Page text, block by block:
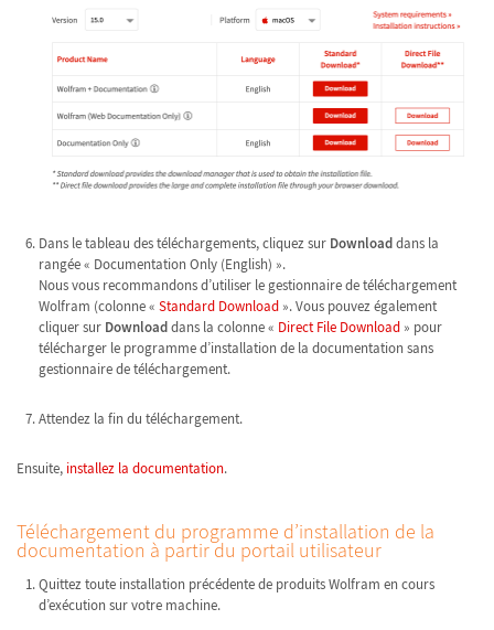
Dans le tableau des téléchargements, cliquez sur Downloaddans la
rangée « Documentation Only (English) ».
Nous vous recommandons d’utiliser le gestionnaire de téléchargement
Wolfram (colonne « Standard Download». Vous pouvez également
cliquer sur Downloaddans la colonne « Direct File Download» pour
télécharger le programme d’installation de la documentation sans
gestionnaire de téléchargement.
Attendez la fin du téléchargement.
Ensuite, installez la documentation.
Téléchargement du programme d’installation de la
documentation à partir du portail utilisateur
Quittez toute installation précédente de produits Wolfram en cours
d’exécution sur votre machine.